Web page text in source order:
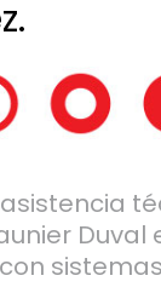
Duval